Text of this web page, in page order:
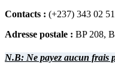
Contacts : (+237) 343 02
Adresse postale : BP 208,
N.B: Ne payez aucun frais